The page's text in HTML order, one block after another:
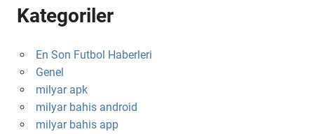
Kategoriler
En Son Futbol Haberleri
Genel
milyar apk
milyar bahis android
milyar bahis app